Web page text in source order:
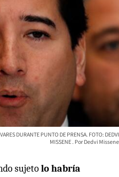
DURANTE PUNTO DE PRENSA. FOTO: DEDVI
MISSENE
Dedvi Missene
sujeto lo habría